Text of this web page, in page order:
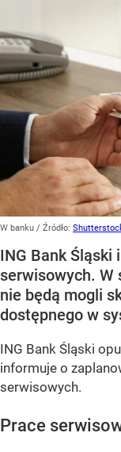
W banku / Źródło:
ING Bank Śląski
serwisowych. W
nie będą mogli
dostępnego w
ING Bank Śląski
informuje o
serwisowych.
Prace